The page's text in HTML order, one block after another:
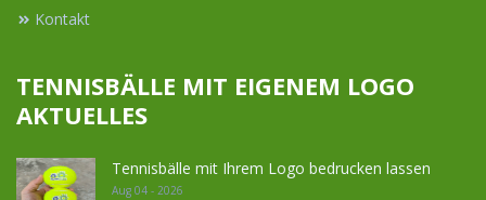
Kontakt
TENNISBÄLLE MIT EIGENEM LOGO
AKTUELLES
Tennisbälle mit Ihrem Logo bedrucken lassen
Aug 04 - 2026